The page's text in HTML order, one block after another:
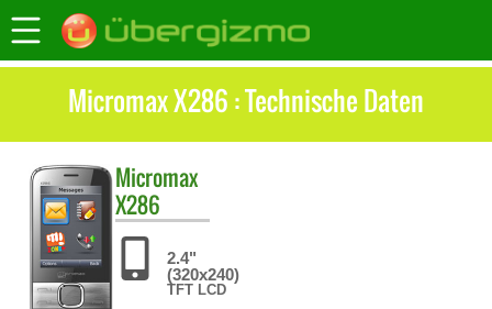
Micromax X286 : Technische Daten
Micromax
X286
2.4"
(320x240)
TFT LCD